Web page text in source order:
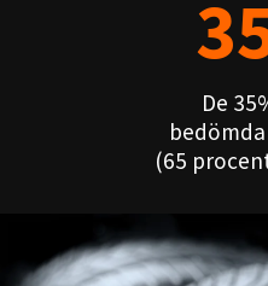
De
(65